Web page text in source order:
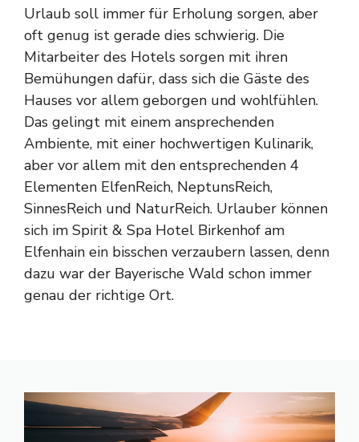
Urlaub soll immer für Erholung sorgen, aber
oft genug ist gerade dies schwierig. Die
Mitarbeiter des Hotels sorgen mit ihren
Bemühungen dafür, dass sich die Gäste des
Hauses vor allem geborgen und wohlfühlen.
Das gelingt mit einem ansprechenden
Ambiente, mit einer hochwertigen Kulinarik,
aber vor allem mit den entsprechenden 4
Elementen ElfenReich, NeptunsReich,
SinnesReich und NaturReich. Urlauber können
sich im Spirit & Spa Hotel Birkenhof am
Elfenhain ein bisschen verzaubern lassen, denn
dazu war der Bayerische Wald schon immer
genau der richtige Ort.